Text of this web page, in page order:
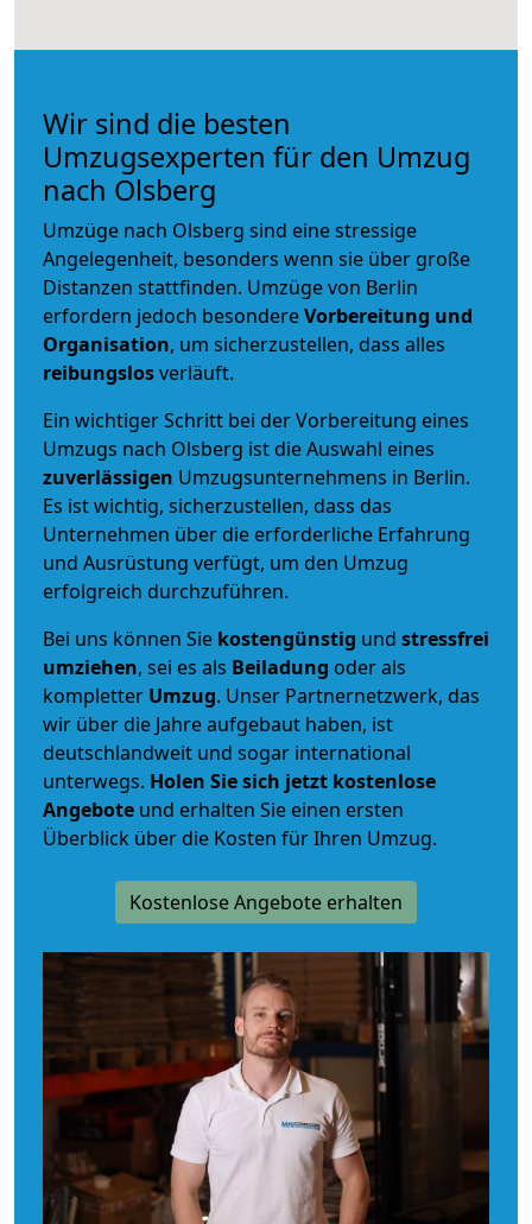
Wir sind die besten
Umzugsexperten für den Umzug
nach Olsberg
Umzüge nach Olsberg sind eine stressige
Angelegenheit, besonders wenn sie über große
Distanzen stattfinden. Umzüge von Berlin
erfordern jedoch besondereVorbereitung und
Organisation, um sicherzustellen, dass alles
reibungslosverläuft.
Ein wichtiger Schritt bei der Vorbereitung eines
Umzugs nach Olsberg ist die Auswahl eines
zuverlässigen Umzugsunternehmens in Berlin.
Es ist wichtig, sicherzustellen, dass das
Unternehmen über die erforderliche Erfahrung
und Ausrüstung verfügt, um den Umzug
erfolgreich durchzuführen.
Bei uns können Sie kostengünstig und stressfrei
umziehen, sei es als Beiladung oder als
kompletter Umzug. Unser Partnernetzwerk, das
wir über die Jahre aufgebaut haben, ist
deutschlandweit und sogar international
unterwegs. Holen Sie sich jetzt kostenlose
Angebote und erhalten Sie einen ersten
Überblick über die Kosten für Ihren Umzug.
Kostenlose Angebote erhalten